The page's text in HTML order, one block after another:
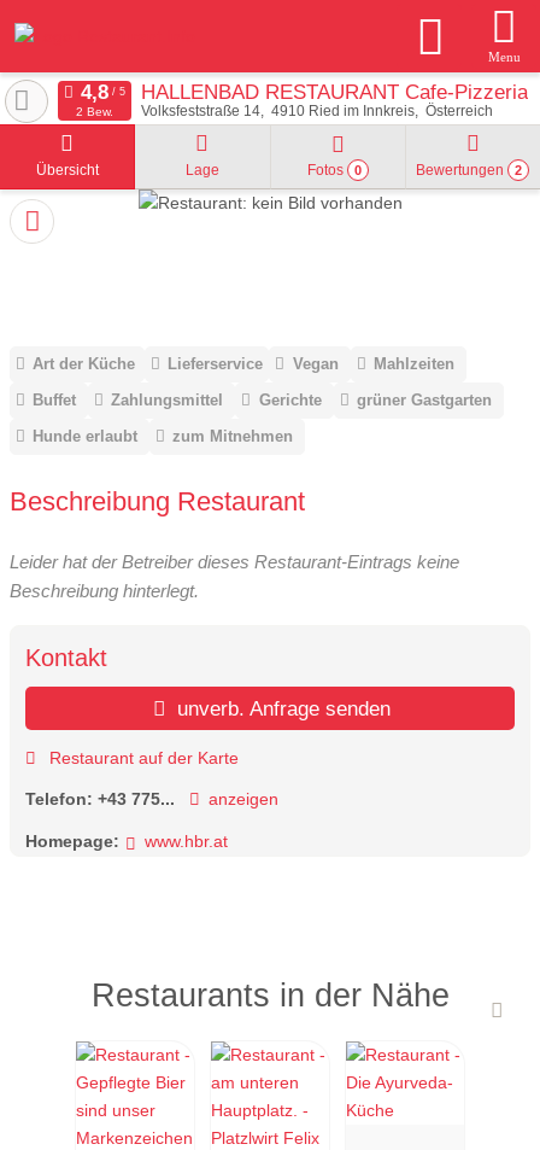
Menu
HALLENBAD RESTAURANT Cafe-Pizzeria
Volksfeststraße 14 4910 Ried im Innkreis Österreich
2 Bew.
Übersicht Lage Fotos 0 Bewertungen 2
Art der Küche Lieferservice Vegan
Mahlzeiten
Buffet
Zahlungsmittel Gerichte
grüner Gastgarten
Hunde erlaubt
zum Mitnehmen
Beschreibung Restaurant
Leider hat der Betreiber dieses Restaurant-Eintrags keine
Beschreibung hinterlegt.
Kontakt
unverb. Anfrage senden
Restaurant auf der Karte
Telefon: +43 775... anzeigen
Homepage: www.hbr.at
Restaurants in der Nähe